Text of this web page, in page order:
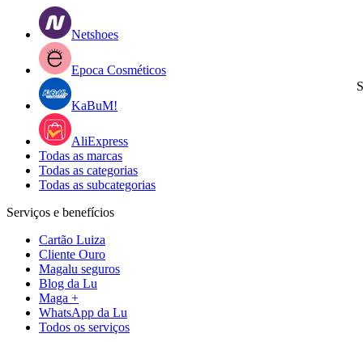
Netshoes
Epoca Cosméticos
KaBuM!
AliExpress
Todas as marcas
Todas as categorias
Todas as subcategorias
Serviços e benefícios
Cartão Luiza
Cliente Ouro
Magalu seguros
Blog da Lu
Maga +
WhatsApp da Lu
Todos os serviços